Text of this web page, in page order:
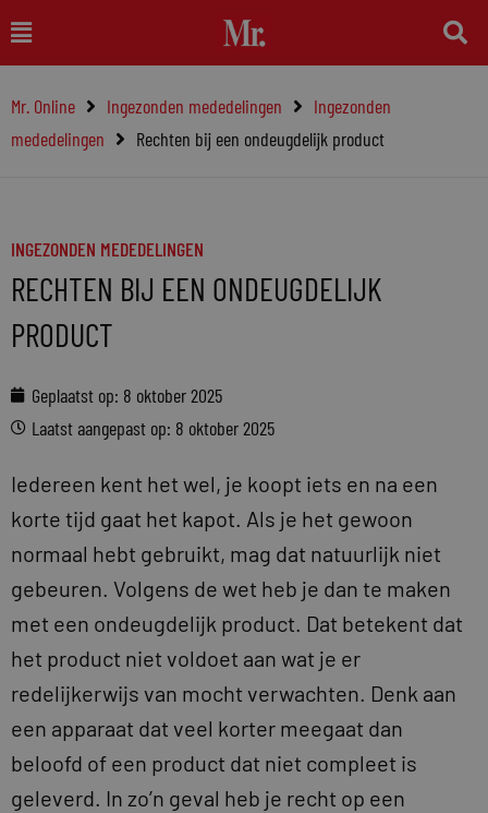
naar
inhoud
Main
Menu
Mr. Online Ingezonden mededelingen
Ingezonden
mededelingen
Rechten bij een ondeugdelijk product
INGEZONDEN MEDEDELINGEN
RECHTEN BIJ EEN ONDEUGDELIJK
PRODUCT
Geplaatst op: 8 oktober 2025
Laatst aangepast op: 8 oktober 2025
Iedereen kent het wel, je koopt iets en na een
korte tijd gaat het kapot. Als je het gewoon
normaal hebt gebruikt, mag dat natuurlijk niet
gebeuren. Volgens de wet heb je dan te maken
met een ondeugdelijk product. Dat betekent dat
het product niet voldoet aan wat je er
redelijkerwijs van mocht verwachten. Denk aan
een apparaat dat veel korter meegaat dan
beloofd of een product dat niet compleet is
geleverd. In zo’n geval heb je recht op een